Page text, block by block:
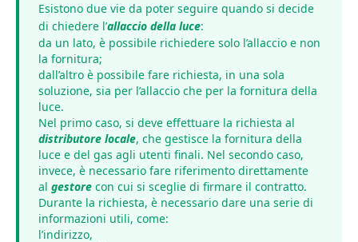
Esistono due vie da poter seguire quando si decide
di chiedere l’allaccio della luce:
da un lato, è possibile richiedere solo l’allaccio e non
la fornitura;
dall’altro è possibile fare richiesta, in una sola
soluzione, sia per l’allaccio che per la fornitura della
luce.
Nel primo caso, si deve effettuare la richiesta al
distributore locale, che gestisce la fornitura della
luce e del gas agli utenti finali. Nel secondo caso,
invece, è necessario fare riferimento direttamente
al gestore con cui si sceglie di firmare il contratto.
Durante la richiesta, è necessario dare una serie di
informazioni utili, come:
l’indirizzo,